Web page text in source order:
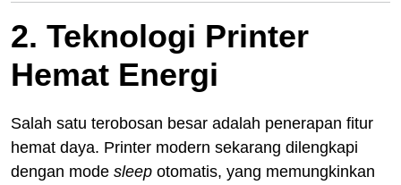
2. Teknologi Printer
Hemat Energi
Salah satu terobosan besar adalah penerapan fitur
hemat daya. Printer modern sekarang dilengkapi
dengan mode sleep otomatis, yang memungkinkan